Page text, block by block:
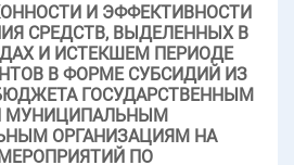
И ЭФФЕКТИВНОСТИ
СРЕДСТВ, ВЫДЕЛЕННЫХ В
И ИСТЕКШЕМ ПЕРИОДЕ
В ФОРМЕ СУБСИДИЙ ИЗ
ГОСУДАРСТВЕННЫМ
МУНИЦИПАЛЬНЫМ
ОРГАНИЗАЦИЯМ НА
ПО